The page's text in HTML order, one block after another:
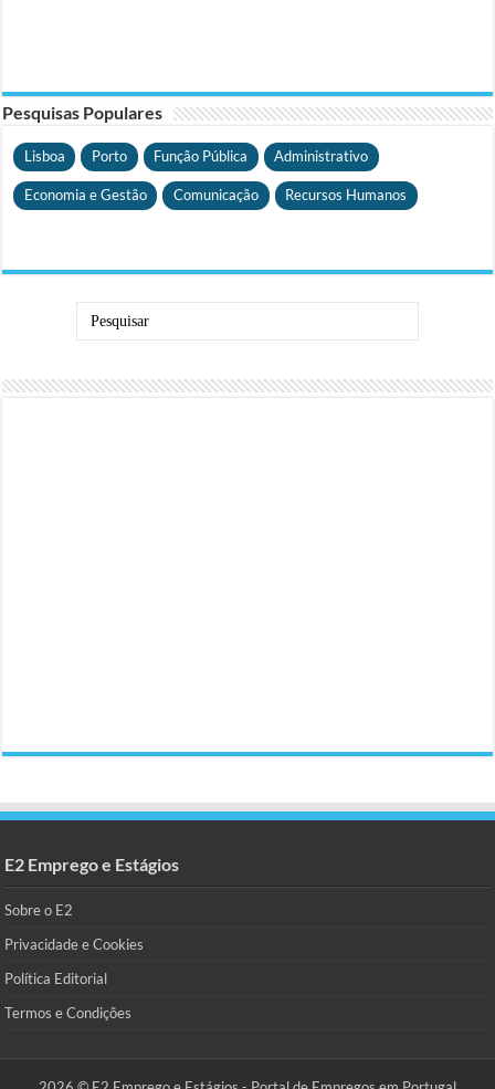
Pesquisas Populares
Lisboa Porto Função Pública Administrativo
Economia e Gestão Comunicação Recursos Humanos
E2 Emprego e Estágios
Sobre o E2
Privacidade e Cookies
Política Editorial
Termos e Condições